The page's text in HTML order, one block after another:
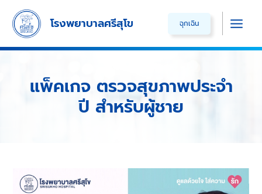
content
โรงพยาบาลศรีสุโข ฉุกเฉิน
Main
แพ็คเกจ ตรวจสุขภาพประจำ
ปี สำหรับผู้ชาย